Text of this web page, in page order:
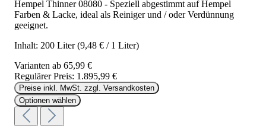
Hempel Thinner 08080 - Speziell abgestimmt auf Hempel
Farben & Lacke, ideal als Reiniger und / oder Verdünnung
geeignet.
Inhalt: 200 Liter(9,48 € / 1 Liter)
Varianten ab 65,99 €
Regulärer Preis: 1.895,99 €
Preise inkl. MwSt. zzgl. Versandkosten
Optionen wählen